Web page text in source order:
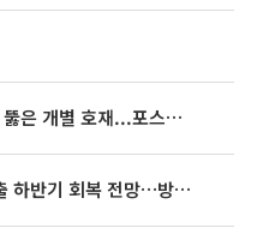
[증시키워드] 반도체 충격 뚫은 개별 호재...포스코퓨처엠·에코프로·한화솔루션 '눈길'
iM "LIG D&A, 천궁-II 매출 하반기 회복 전망…방산 톱픽 유지"